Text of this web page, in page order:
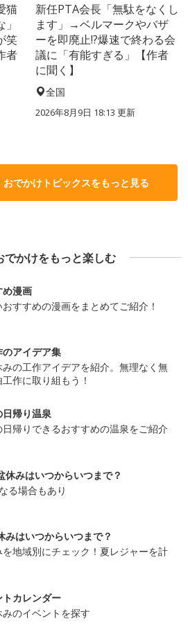
猫
笑
者
新任PTA会長「無駄をなくし
ます」→ベルマークやバザ
ーを即廃止!?爆速で終わる会
議に「有能すぎる」【作者
に聞く】
全国
2026年8月9日 18:13 更新
でかけトピックスをもっと見る
でかけをもっと楽しむ
め漫画
すすめの漫画をまとめてご紹介！
アイデア集
の工作アイデアを紹介。無理なく無
作に取り組もう！
帰り温泉
帰りできるおすすめの温泉をご紹介
休みはいつからいつまで？
る場合もあり
みはいつからいつまで？
地域別にチェック！夏レジャーを計
カレンダー
のイベントを探す